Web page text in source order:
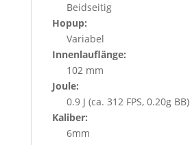
Beidseitig
Hopup:
Variabel
Innenlauflänge:
102 mm
Joule:
0.9 J (ca. 312 FPS, 0.20g BB)
Kaliber:
6mm